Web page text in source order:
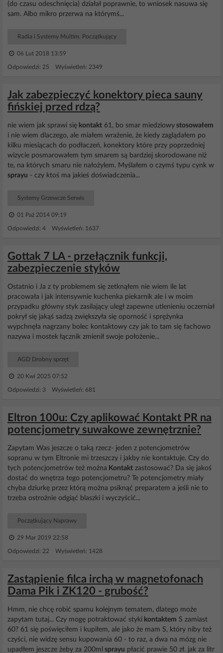
(do czasu odeschnięcia) działał poprawnie, to wniosek nasuwa się
sam. Albo mikro przerwa na którymś...
Radia i Systemy Multim. Początkujący
06 Lut 2018 13:59
Odpowiedzi: 25 Wyświetleń: 2349
Jak zabezpieczyć konektory pieca sauny
fińskiej przed rdzą?
nie wiem jak sprawi się kontakt 61, bo smar miedziowy stosowałem
i nie wiem dlaczego, ale miałem wrażenie, że kiedy zaglądałem po
kilku miesiącach do podłaczeń, konektory które przy poprzedniej
wizycie posmarowałem tym smarem są bardziej skorodowane niż
te, na których smaru nie nałożylem. Myślałem o czymś typu cynk w
sprayu - czy ktoś ma jakieś doświadczenia...
Systemy Grzewcze Serwis
01 Paź 2014 09:19
Odpowiedzi: 4 Wyświetleń: 1637
Gottak 7 LA - przełącznik funkcji,
zabezpieczenie styków
Ostatnio i Ja z ty problemem się zetknąłem nie wiem ile lat
pracowała i jak intensywnie kuchenka piekarnik ale i w moim
przypadku główny styk zasilający uległ zapewne utlenieniu oczerniał
pokrył się jakąś sadzą zwiększyła się oporność i sprężynka
wypchnęła nagrzany bolec kontaktowy czy jak to tam się fachowo
nazywa i mostek łącznik zmienił swoje położenie...
AGD Drobny sprzęt
20 Kwi 2025 07:52
Odpowiedzi: 3 Wyświetleń: 681
Eltron 100u: Czy aplikować Kontakt PR na
potencjometry suwakowe zewnętrznie?
Zapytam Was jeszcze o taką rzecz- jeden z potencjometrów
sopranu w tym Eltronie mi trzeszczy i jakby nie kontaktuje. Czy do
tych potencjometrów też można Kontakt zastosować? Da się jakoś
dostać do wnętrza tego potencjometru? Te potencjometry miały
chyba dziurkę przez którą można psiknąć preparatem a jeśli nie to
trzeba ostrożnie odgiąć blaszki i wyczyścić...
Początkujący Naprawy
29 Mar 2019 22:58
Odpowiedzi: 22 Wyświetleń: 1428
Zastąpienie filca irchą w magnetofonach
Dama Pik i ZK120 - grubość?
Hmm, nie chcę robić spamu kolejnym tematem, dlatego może
zapytam tutaj... Czy mogę potraktować styki kontaktem S zamiast
60? 61 się poświęciłem i kupiłem, ale jako że mam S, który niby też
czyści, nie widzę sensu kupowania 60 - to raz, a dwa na mózg nie
upadłem jeszcze żeby za 200ml sprayu płacić prawie 50 zł. jak za litr